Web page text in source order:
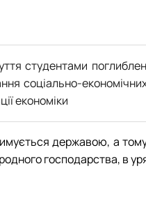
студентами
соціально-
економіки
державою, а
господарства, в